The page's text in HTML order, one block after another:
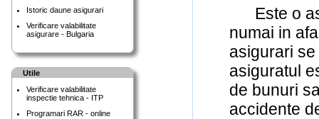
Istoric daune asigurari
Verificare valabilitate
asigurare - Bulgaria
Utile
Verificare valabilitate
inspectie tehnica - ITP
Programari RAR - online
Este o
numai in
asigurari
asiguratul
de bunuri
accidente